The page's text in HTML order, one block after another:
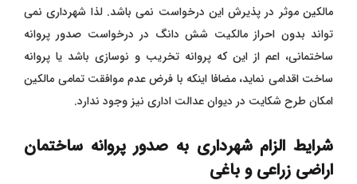
مالکین موثر در پذیرش این درخواست نمی باشد. لذا شهرداری نمی
تواند بدون احراز مالکیت شش دانگ در درخواست صدور پروانه
ساختمانی، اعم از این که پروانه تخریب و نوسازی باشد یا پروانه
ساخت اقدامی نماید، مضافا اینکه با فرض عدم موافقت تمامی مالکین
امکان طرح شکایت در دیوان عدالت اداری نیز وجود ندارد.
شرایط الزام شهرداری به صدور پروانه ساختمان
اراضی زراعی و باغی